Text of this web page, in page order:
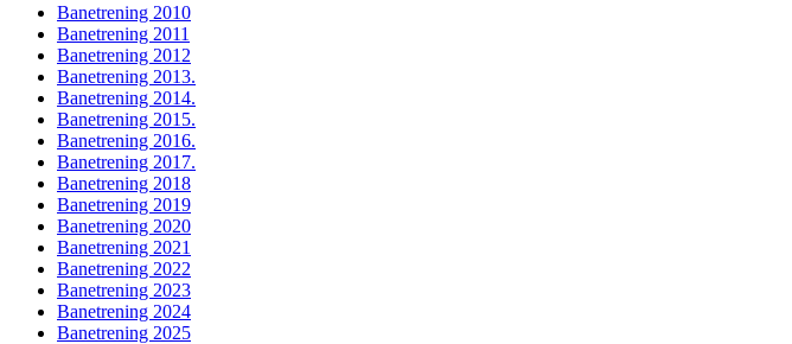
Banetrening 2010
Banetrening 2011
Banetrening 2012
Banetrening 2013.
Banetrening 2014.
Banetrening 2015.
Banetrening 2016.
Banetrening 2017.
Banetrening 2018
Banetrening 2019
Banetrening 2020
Banetrening 2021
Banetrening 2022
Banetrening 2023
Banetrening 2024
Banetrening 2025